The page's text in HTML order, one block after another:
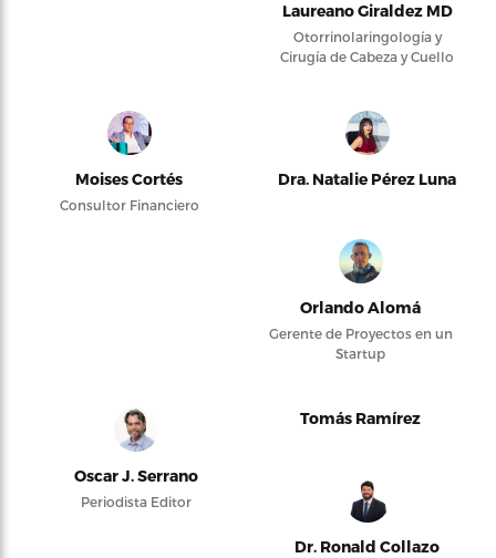
Laureano Giraldez MD
Otorrinolaringología y
Cirugía de Cabeza y Cuello
Moises Cortés
Consultor Financiero
Dra. Natalie Pérez Luna
Orlando Alomá
Gerente de Proyectos en un
Startup
Oscar J. Serrano
Periodista Editor
Tomás Ramírez
Dr. Ronald Collazo